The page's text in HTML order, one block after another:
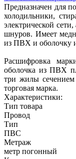
Предназначен для
холодильники,
электрической
шнуров. Имеет
из ПВХ и оболочку
Расшифровка
оболочка из ПВХ
три жилы
торговая марка.
Характеристики:
Тип товара
Провод
Тип
ПВС
Метраж
метр погонный